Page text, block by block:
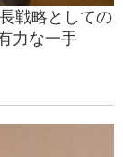
戦略としての
力な一手